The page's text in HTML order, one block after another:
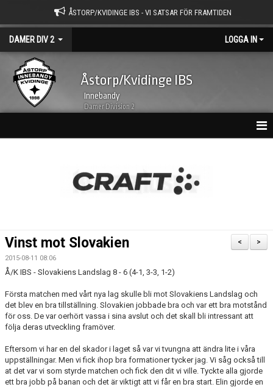
ÅSTORP/KVIDINGE IBS - VI SATSAR FÖR FRAMTIDEN
DAMER DIV 2 LOGGA IN
Åstorp/Kvidinge IBS
Innebandy
Damer Division 2
BILDGALLERI
KONTAKT
MATCHER
SERIETABELL
>
<
Vinst mot Slovakien
2015-08-11 08:06
Å/K IBS - Slovakiens Landslag 8 - 6 (4-1, 3-3, 1-2)
Första matchen med vårt nya lag skulle bli mot Slovakiens Landslag och
det blev en bra tillställning. Slovakien jobbade bra och var ett bra motstånd
för oss. De var oerhört vassa i sina avslut och det skall bli intressant att
följa deras utveckling framöver.
Eftersom vi har en del skador i laget så var vi tvungna att ändra lite i våra
uppställningar. Men vi fick ihop bra formationer tycker jag. Vi såg också till
at det var vi som styrde matchen och fick den dit vi ville. Tyckte alla gjorde
ett bra jobb på banan och det är viktigt att vi får en bra start. Elin gjorde en